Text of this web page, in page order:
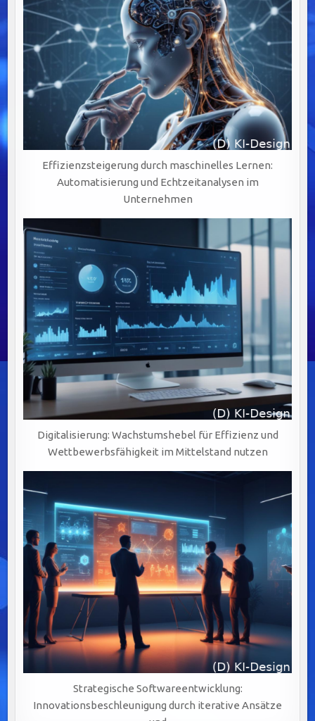
Effizienzsteigerung durch maschinelles Lernen:
Automatisierung und Echtzeitanalysen im
Unternehmen
Digitalisierung: Wachstumshebel für Effizienz und
Wettbewerbsfähigkeit im Mittelstand nutzen
Strategische Softwareentwicklung:
Innovationsbeschleunigung durch iterative Ansätze